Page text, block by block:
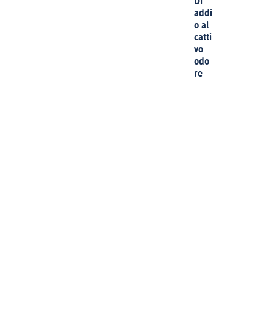
addi
o al
catti
vo
odo
re